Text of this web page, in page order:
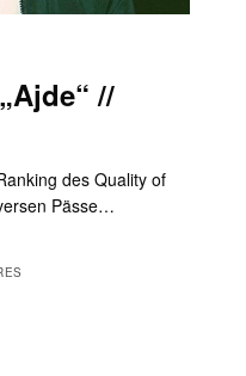
//
des Quality of
Pässe…